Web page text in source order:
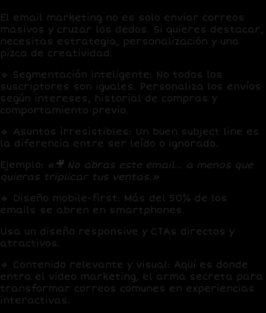
El email marketing no es solo enviar correos
masivos y cruzar los dedos. Si quieres destacar,
necesitas estrategia, personalización y una
pizca de creatividad.
🔹 Segmentación inteligente: No todos los
suscriptores son iguales. Personaliza los envíos
según intereses, historial de compras y
comportamiento previo.
🔹 Asuntos irresistibles: Un buen subject line es
la diferencia entre ser leído o ignorado.
Ejemplo: «🎥 No abras este email… a menos que
quieras triplicar tus ventas.»
🔹 Diseño mobile-first: Más del 50% de los
emails se abren en smartphones.
Usa un diseño responsive y CTAs directos y
atractivos.
🔹 Contenido relevante y visual: Aquí es donde
entra el video marketing, el arma secreta para
transformar correos comunes en experiencias
interactivas.